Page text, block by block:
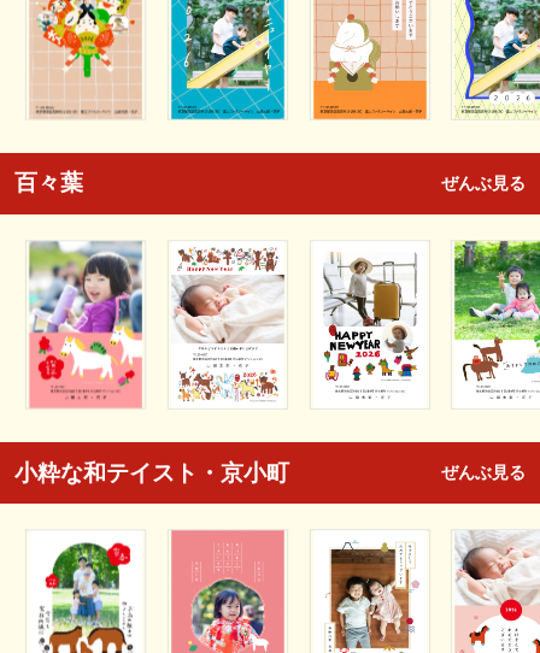
百々葉 ぜんぶ見る
小粋な和テイスト・京小町 ぜんぶ見る